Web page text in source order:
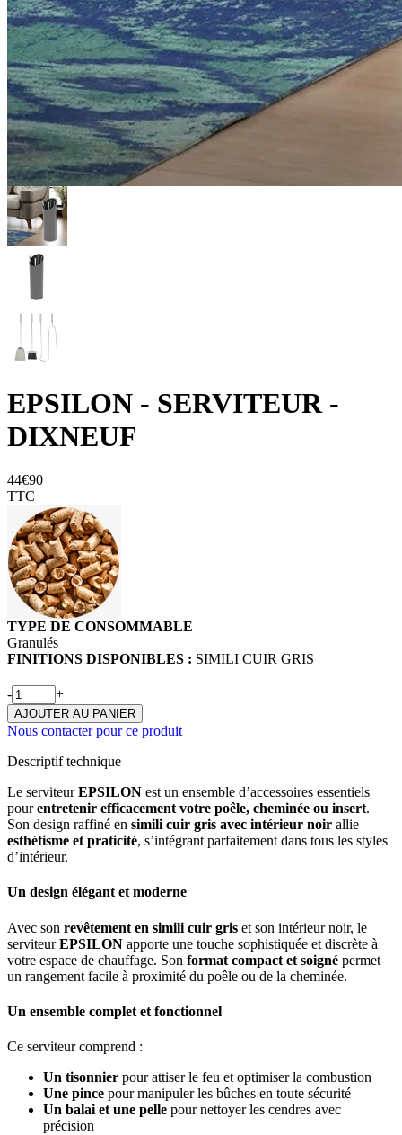
EPSILON - SERVITEUR -
DIXNEUF
44€90
TTC
TYPE DE CONSOMMABLE
Granulés
FINITIONS DISPONIBLES : SIMILI CUIR GRIS
- +
AJOUTER AU PANIER
Nous contacter pour ce produit
Descriptif technique
Le serviteurEPSILON est un ensemble d’accessoires essentiels
pourentretenir efficacement votre poêle, cheminée ou insert.
Son design raffiné en simili cuir gris avec intérieur noir allie
esthétisme et praticité, s’intégrant parfaitement dans tous les styles
d’intérieur.
Un design élégant et moderne
Avec son revêtement en simili cuir gris et son intérieur noir, le
serviteurEPSILON apporte une touche sophistiquée et discrète à
votre espace de chauffage. Son format compact et soigné permet
un rangement facile à proximité du poêle ou de la cheminée.
Un ensemble complet et fonctionnel
Ce serviteur comprend :
Un tisonnier pour attiser le feu et optimiser la combustion
Une pince pour manipuler les bûches en toute sécurité
Un balai et une pelle pour nettoyer les cendres avec
précision